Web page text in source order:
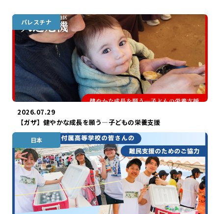
ガザ
パレスチナ
2026.07.29
【ガザ】健やかな成長を願う―子どもの栄養支援
日本